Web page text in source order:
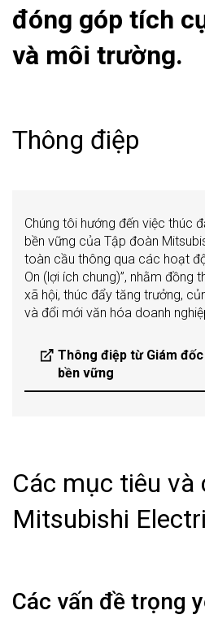
đóng góp tích
và môi trường.
Thông điệp
Chúng tôi hướng đến việc thúc
bền vững của Tập đoàn
toàn cầu thông qua các hoạt
On (lợi ích chung)”, nhằm đồng
xã hội, thúc đẩy tăng trưởng,
và đổi mới văn hóa doanh
Thông điệp từ Giám
bền vững
Các mục tiêu và
Mitsubishi
Các vấn đề trọng